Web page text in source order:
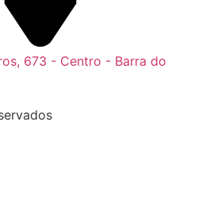
673 - Centro - Barra do